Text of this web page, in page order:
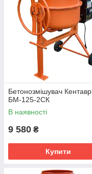
Бетонозмішувач Кентавр
БМ-125-2СК
В наявності
9 580 ₴
Купити